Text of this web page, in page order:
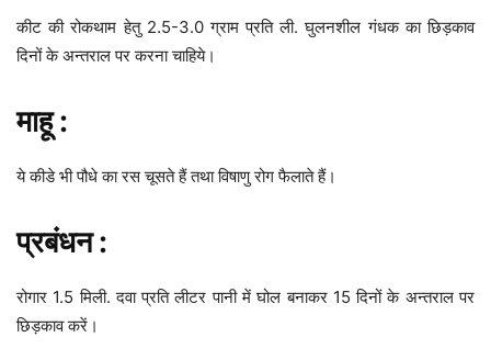
कीट की रोकथाम हेतु 2.5-3.0 ग्राम प्रति ली. घुलनशील गंधक का छिड़काव
दिनों के अन्तराल पर करना चाहिये।
माहू :
ये कीडे भी पौधे का रस चूसते हैं तथा विषाणु रोग फैलाते हैं।
प्रबंधन :
रोगार 1.5 मिली. दवा प्रति लीटर पानी में घोल बनाकर 15 दिनों के अन्तराल पर
छिड़काव करें।